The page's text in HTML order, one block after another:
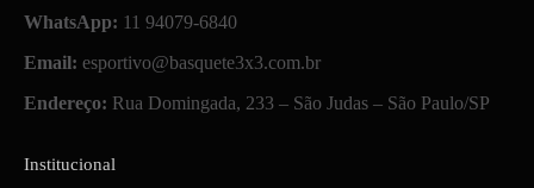
WhatsApp: 11 94079-6840
Email: esportivo@basquete3x3.com.br
Endereço: Rua Domingada, 233 – São Judas – São Paulo/SP
Institucional